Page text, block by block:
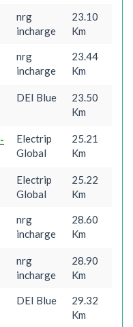
nrg
incharge
23.10
Km
nrg
incharge
23.44
Km
DEI Blue
23.50
Km
-
Electrip
Global
25.21
Km
Electrip
Global
25.22
Km
nrg
incharge
28.60
Km
nrg
incharge
28.90
Km
DEI Blue
29.32
Km